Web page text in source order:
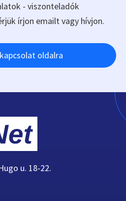
- viszonteladók
írjon emailt vagy hívjon.
oldalra
u. 18-22.